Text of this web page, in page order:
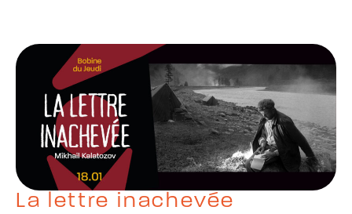
La lettre inachevée